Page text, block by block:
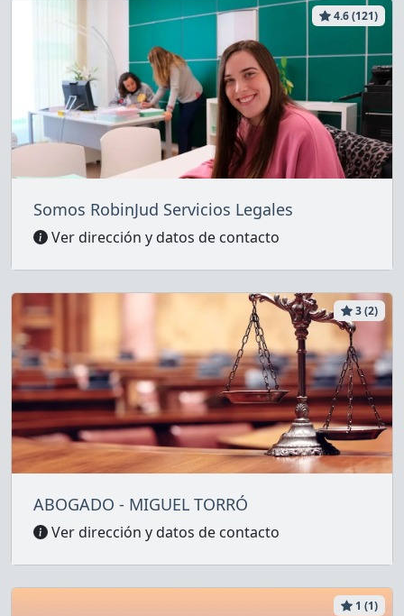
4.6 (121)
Somos RobinJud Servicios Legales
Ver dirección y datos de contacto
3 (2)
ABOGADO - MIGUEL TORRÓ
Ver dirección y datos de contacto
1 (1)